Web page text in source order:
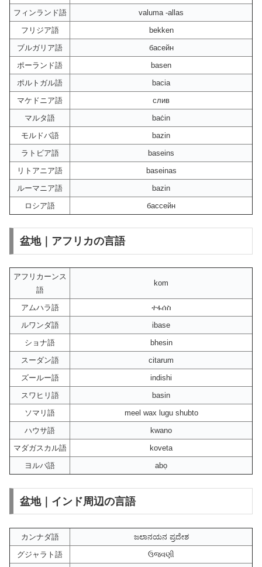
フィンランド語
valuma -allas
フリジア語
bekken
ブルガリア語
басейн
ポーランド語
basen
ポルトガル語
bacia
マケドニア語
слив
マルタ語
baċin
モルドバ語
bazin
ラトビア語
baseins
リトアニア語
baseinas
ルーマニア語
bazin
ロシア語
бассейн
盆地｜アフリカの言語
アフリカーンス
語
kom
アムハラ語
ተፋሰስ
ルワンダ語
ibase
ショナ語
bhesin
スーダン語
citarum
ズールー語
indishi
スワヒリ語
basin
ソマリ語
meel wax lugu shubto
ハウサ語
kwano
マダガスカル語
koveta
ヨルバ語
abọ
盆地｜インド周辺の言語
カンナダ語
ಜಲಾನಯನ ಪ್ರದೇಶ
グジャラト語
ઉજવણી